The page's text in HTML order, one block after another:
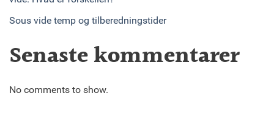
Sous vide temp og tilberedningstider
Senaste kommentarer
No comments to show.